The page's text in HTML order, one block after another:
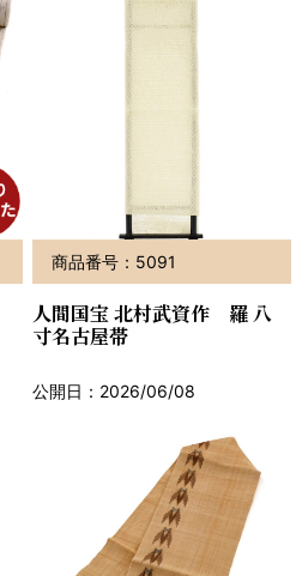
商品番号：5091
人間国宝 北村武資作 羅 八
寸名古屋帯
公開日：2026/06/08